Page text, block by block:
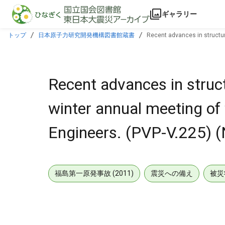
本文に飛ぶ
ギャラリー
トップ 日本原子力研究開発機構図書館蔵書 Recent advances in
Recent advances in
winter annual meeting
Engineers. (PVP-V.225)
福島第一原発事故 (2011) 震災への備え 被災